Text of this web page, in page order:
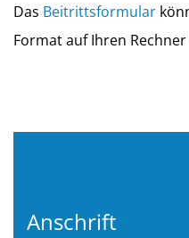
Das Beitrittsformular
Format auf Ihren
Anschrift